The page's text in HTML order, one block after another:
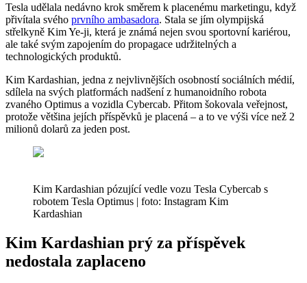
Tesla udělala nedávno krok směrem k placenému marketingu, když
přivítala svého prvního ambasadora. Stala se jím olympijská
střelkyně Kim Ye-ji, která je známá nejen svou sportovní kariérou,
ale také svým zapojením do propagace udržitelných a
technologických produktů.
Kim Kardashian, jedna z nejvlivnějších osobností sociálních médií,
sdílela na svých platformách nadšení z humanoidního robota
zvaného Optimus a vozidla Cybercab. Přitom šokovala veřejnost,
protože většina jejích příspěvků je placená – a to ve výši více než 2
milionů dolarů za jeden post.
Kim Kardashian pózující vedle vozu Tesla Cybercab s
robotem Tesla Optimus | foto: Instagram Kim
Kardashian
Kim Kardashian prý za příspěvek
nedostala zaplaceno